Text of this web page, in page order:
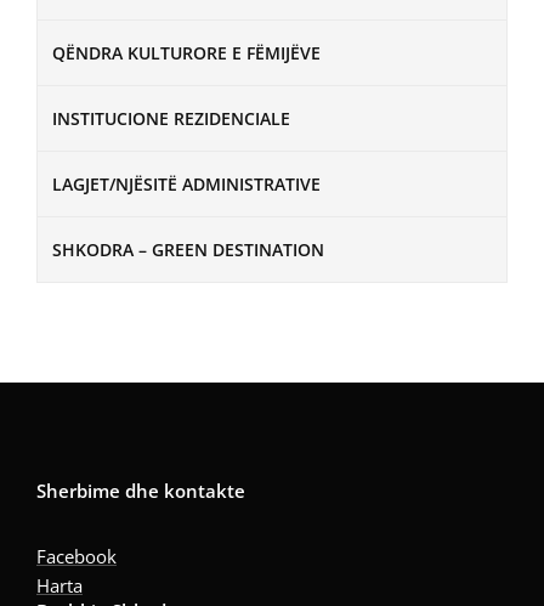
QËNDRA KULTURORE E FËMIJËVE
INSTITUCIONE REZIDENCIALE
LAGJET/NJËSITË ADMINISTRATIVE
SHKODRA – GREEN DESTINATION
Sherbime dhe kontakte
Facebook
Harta